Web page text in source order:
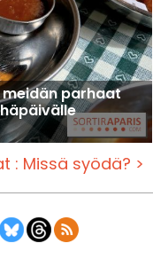
meidän parhaat
: Missä syödä? >